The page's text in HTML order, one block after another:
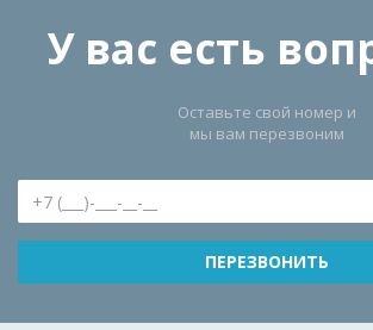
У вас есть
Оставьте свой номер и
мы вам перезвоним